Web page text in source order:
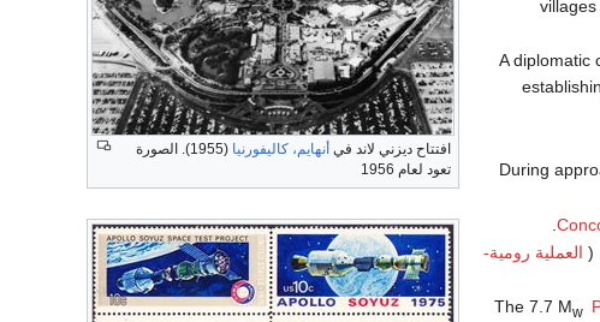
افتتاح ديزني لاند في أنهايم، كاليفورنيا
(1955). الصورة
تعود لعام 1956
villages
( العملية رومية-
w